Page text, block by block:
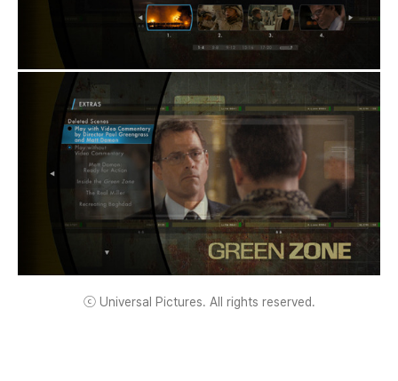
ⓒ Universal Pictures. All rights reserved.